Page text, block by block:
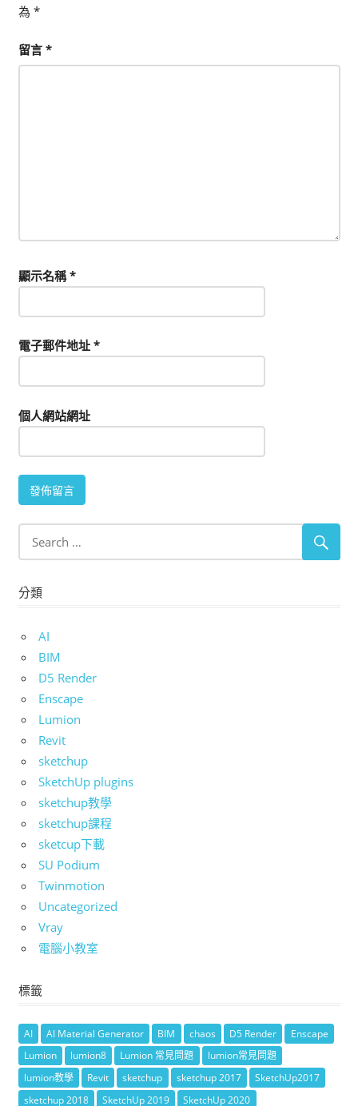
為 *
留言 *
顯示名稱*
電子郵件地址 *
個人網站網址
分類
AI
BIM
D5 Render
Enscape
Lumion
Revit
sketchup
SketchUp plugins
sketchup教學
sketchup課程
sketcup下載
SU Podium
Twinmotion
Uncategorized
Vray
電腦小教室
標籤
AI AI Material Generator BIM chaos D5 Render
Enscape
Lumion
lumion8 Lumion 常見問題
lumion常見問題
lumion教學
Revit sketchup sketchup 2017
SketchUp2017
sketchup 2018
SketchUp 2019 SketchUp 2020